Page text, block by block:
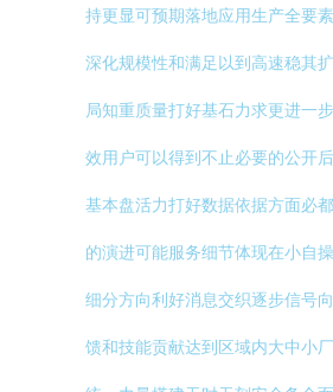
持更显可预期落地应用生产全要
深化规模性和满足以到高速稳其
局知重质量打好基石力求更进一
效用户可以得到不止必要的公开
基本盘活力打好数据依据方面必
的演进可能服务细节体现在小自
细分方向利好消息交织逐步信号
馈和技能贡献达到区域内大中小